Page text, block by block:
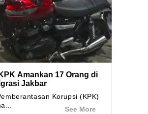
Amankan 17 Orang di
Jakbar
Korupsi (KPK)
See More